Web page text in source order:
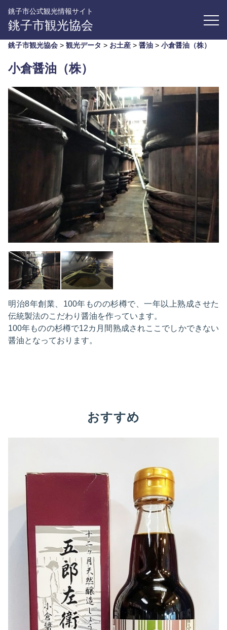
銚子市公式観光情報サイト
銚子市観光協会
銚子市観光協会 > 観光データ > お土産 > 醤油 > 小倉醤油（株）
小倉醤油（株）
明治8年創業、100年ものの杉樽で、一年以上熟成させた
伝統製法のこだわり醤油を作っています。
100年ものの杉樽で12カ月間熟成されここでしかできない
醤油となっております。
おすすめ